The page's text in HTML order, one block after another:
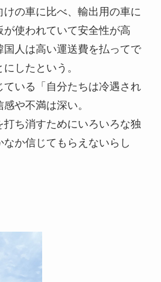
の車に比べ、輸出用の車に
が使われていて安全性が高
国人は高い運送費を払ってで
したという。
いる「自分たちは冷遇され
や不満は深い。
打ち消すためにいろいろな独
か信じてもらえないらし